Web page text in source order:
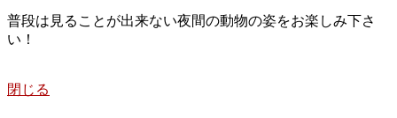
普段は見ることが出来ない夜間の動物の姿をお楽しみ下さ
い！
閉じる